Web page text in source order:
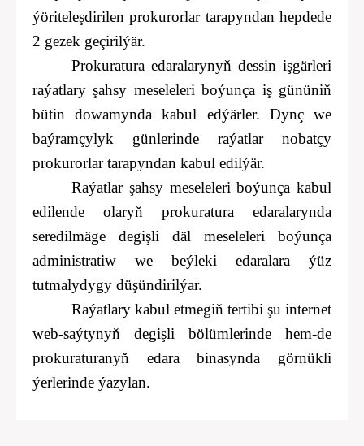
ýöriteleşdirilen prokurorlar tarapyndan hepdede
2 gezek geçirilýär.
Prokuratura edaralarynyň dessin işgärleri
raýatlary şahsy meseleleri boýunça iş gününiň
bütin dowamynda kabul edýärler. Dynç we
baýramçylyk günlerinde raýatlar nobatçy
prokurorlar tarapyndan kabul edilýär.
Raýatlar şahsy meseleleri boýunça kabul
edilende olaryň prokuratura edaralarynda
seredilmäge degişli däl meseleleri boýunça
administratiw we beýleki edaralara ýüz
tutmalydygy düşündirilýar.
Raýatlary kabul etmegiň tertibi şu internet
web-saýtynyň degişli bölümlerinde hem-de
prokuraturanyň edara binasynda görnükli
ýerlerinde ýazylan.